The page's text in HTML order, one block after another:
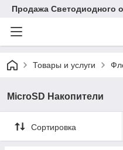
Продажа Светодиодного
Товары и услуги
MicroSD Накопители
Сортировка